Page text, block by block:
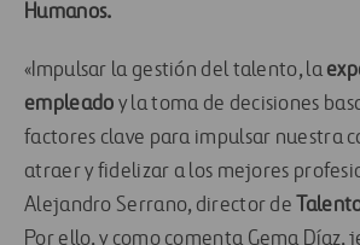
Humanos.
«Impulsar la gestión del talento, la
empleado y la toma de decisiones
factores clave para impulsar nuestra
atraer y fidelizar a los mejores
Alejandro Serrano, director de
Por ello, y como comenta Gema Díaz,